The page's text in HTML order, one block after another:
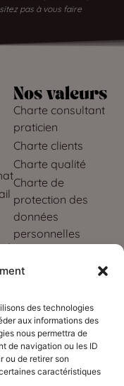
des technologies
aux informations des
nous permettra de
de navigation ou les ID
ou de retirer son
caractéristiques
pas à vous faire
Nos valeurs
Charte consultant
praticien
Charte clients
Charte qualité
Charte de
protection des
données
personnelles
personnelles